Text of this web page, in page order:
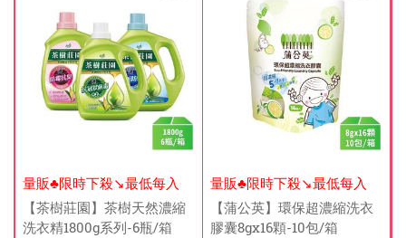
量販♣限時下殺↘️最低每入
$178元
【茶樹莊園】茶樹天然濃縮
洗衣精1800g系列-6瓶/箱
量販♣限時下殺↘️最低每入
$99元
【蒲公英】環保超濃縮洗衣
膠囊8gx16顆-10包/箱